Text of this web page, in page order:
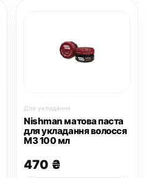
Для укладання
Nishman матова паста
для укладання волосся
М3 100 мл
470 ₴